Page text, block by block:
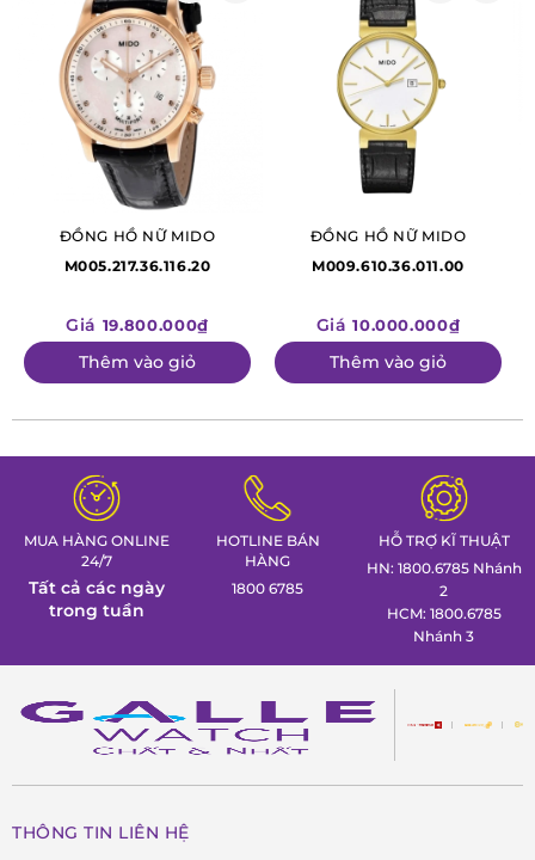
ĐỒNG HỒ NỮ MIDO
M005.217.36.116.20
Giá 19.800.000₫
Thêm vào giỏ
ĐỒNG HỒ NỮ MIDO
M009.610.36.011.00
Giá 10.000.000₫
Thêm vào giỏ
MUA HÀNG ONLINE
24/7
Tất cả các ngày
trong tuần
HOTLINE BÁN
HÀNG
1800 6785
HỖ TRỢ KĨ THUẬT
HN: 1800.6785 Nhánh
2
HCM: 1800.6785
Nhánh 3
THÔNG TIN LIÊN HỆ